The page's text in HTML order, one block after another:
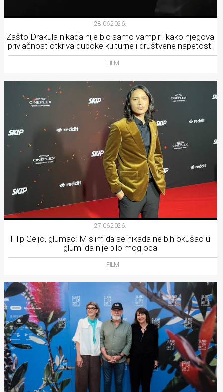
28.06.2026.
Zašto Drakula nikada nije bio samo vampir i kako njegova
privlačnost otkriva duboke kulturne i društvene napetosti
FILM
27.06.2026.
Filip Geljo, glumac: Mislim da se nikada ne bih okušao u
glumi da nije bilo mog oca
FILM